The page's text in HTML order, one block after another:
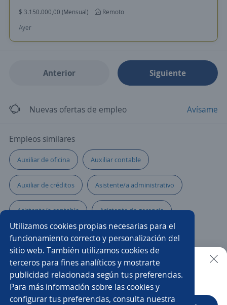
Utilizamos cookies propias necesarias para el
funcionamiento correcto y personalización del
sitio web. También utilizamos cookies de
terceros para fines analíticos y mostrarte
publicidad relacionada según tus preferencias.
Para más información sobre las cookies y
configurar tus preferencias, consulta nuestra
$ 3.150.000,00 (Mensual)
Remoto
Ayer
Anterior Siguiente
Nuevas ofertas de empleo Avísame
Empleos similares
Auxiliar de oficina Auxiliar contable
Auxiliar de créditos Asistente/a administrativo
Asistente/a contable Asistente de gerencia
Auxiliar de nómina Auxiliar de auditoría
Auxiliar de cartera Recepcionista auxiliar administrativo
Auxiliar administrativo/a Asistente/a financiero
Buscar es más fácil en la app